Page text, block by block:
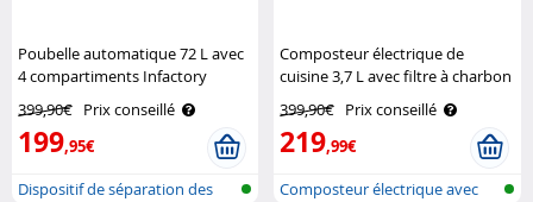
Poubelle automatique 72 L avec
4 compartiments Infactory
399,90€ Prix conseillé
199,95€
Dispositif de séparation des
Composteur électrique de
cuisine 3,7 L avec filtre à charbon
actif K-05 Rosenstein & Söhne
399,90€ Prix conseillé
219,99€
Composteur électrique avec